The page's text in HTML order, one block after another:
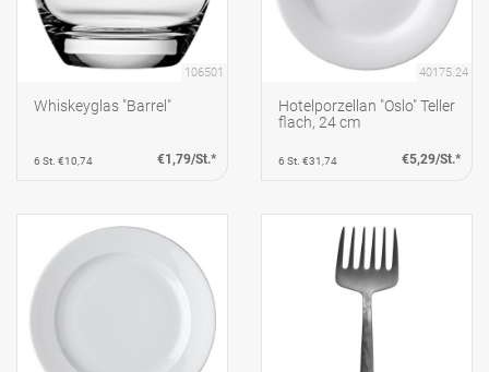
106501
Whiskeyglas "Barrel"
6 St. €10,74 €1,79/St.*
40175.24
Hotelporzellan "Oslo" Teller
flach, 24 cm
6 St. €31,74 €5,29/St.*